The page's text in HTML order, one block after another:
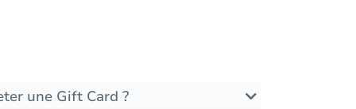
une Gift Card ?